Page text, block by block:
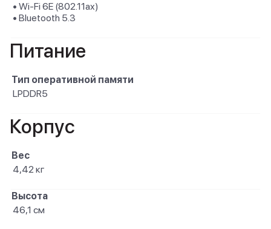
• Wi-Fi 6E (802.11ax)
• Bluetooth 5.3
Питание
Тип оперативной памяти
LPDDR5
Корпус
Вес
4,42 кг
Высота
46,1 см